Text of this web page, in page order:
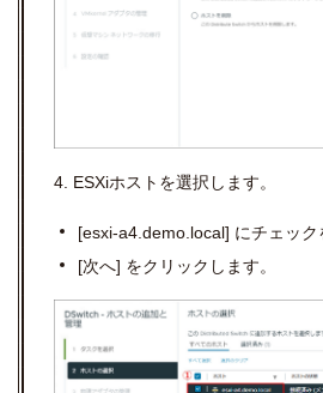
4. ESXiホストを選択します。
[esxi-a4.demo.local] にチェック
[次へ] をクリックします。